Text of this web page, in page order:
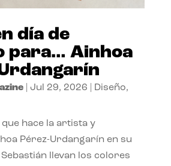
día de
para… Ainhoa
| Jul 29, 2026 Diseño,
hace la artista y
Pérez-Urdangarín en su
llevan los colores